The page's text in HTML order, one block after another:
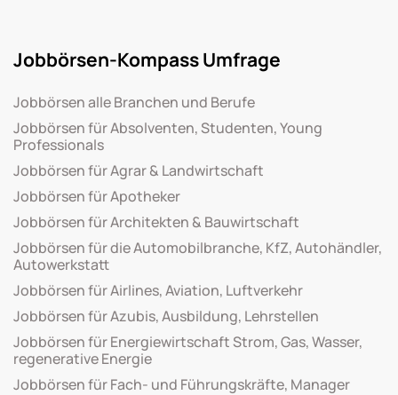
Jobbörsen-Kompass Umfrage
Jobbörsen alle Branchen und Berufe
Jobbörsen für Absolventen, Studenten, Young
Professionals
Jobbörsen für Agrar & Landwirtschaft
Jobbörsen für Apotheker
Jobbörsen für Architekten & Bauwirtschaft
Jobbörsen für die Automobilbranche, KfZ, Autohändler,
Autowerkstatt
Jobbörsen für Airlines, Aviation, Luftverkehr
Jobbörsen für Azubis, Ausbildung, Lehrstellen
Jobbörsen für Energiewirtschaft Strom, Gas, Wasser,
regenerative Energie
Jobbörsen für Fach- und Führungskräfte, Manager